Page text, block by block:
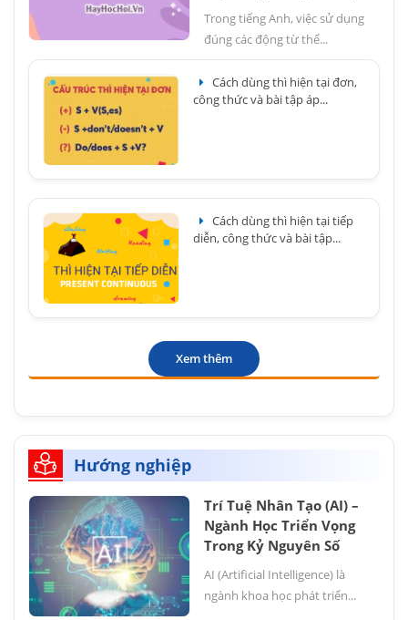
Trong tiếng Anh, việc sử dụng
đúng các động từ thể...
Cách dùng thì hiện tại đơn,
công thức và bài tập áp...
Cách dùng thì hiện tại tiếp
diễn, công thức và bài tập...
Xem thêm
Hướng nghiệp
Trí Tuệ Nhân Tạo (AI) –
Ngành Học Triển Vọng
Trong Kỷ Nguyên Số
AI (Artificial Intelligence) là
ngành khoa học phát triển...